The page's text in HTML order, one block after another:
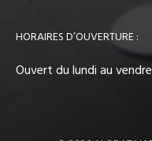
HORAIRES D’OUVERTURE :
Ouvert du lundi au